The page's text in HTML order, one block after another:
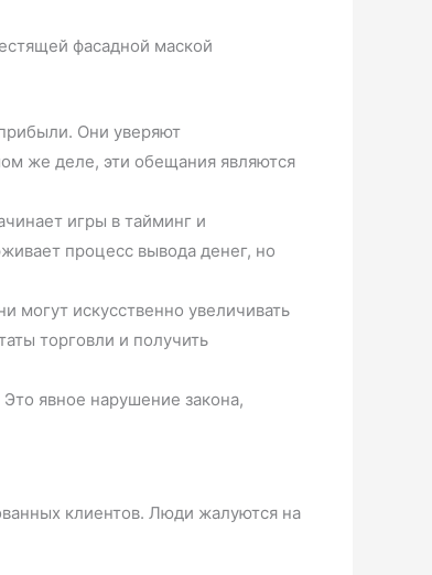
фасадной маской
Они уверяют
же деле, эти обещания являются
игры в тайминг и
процесс вывода денег, но
могут искусственно увеличивать
торговли и получить
явное нарушение закона,
клиентов. Люди жалуются на